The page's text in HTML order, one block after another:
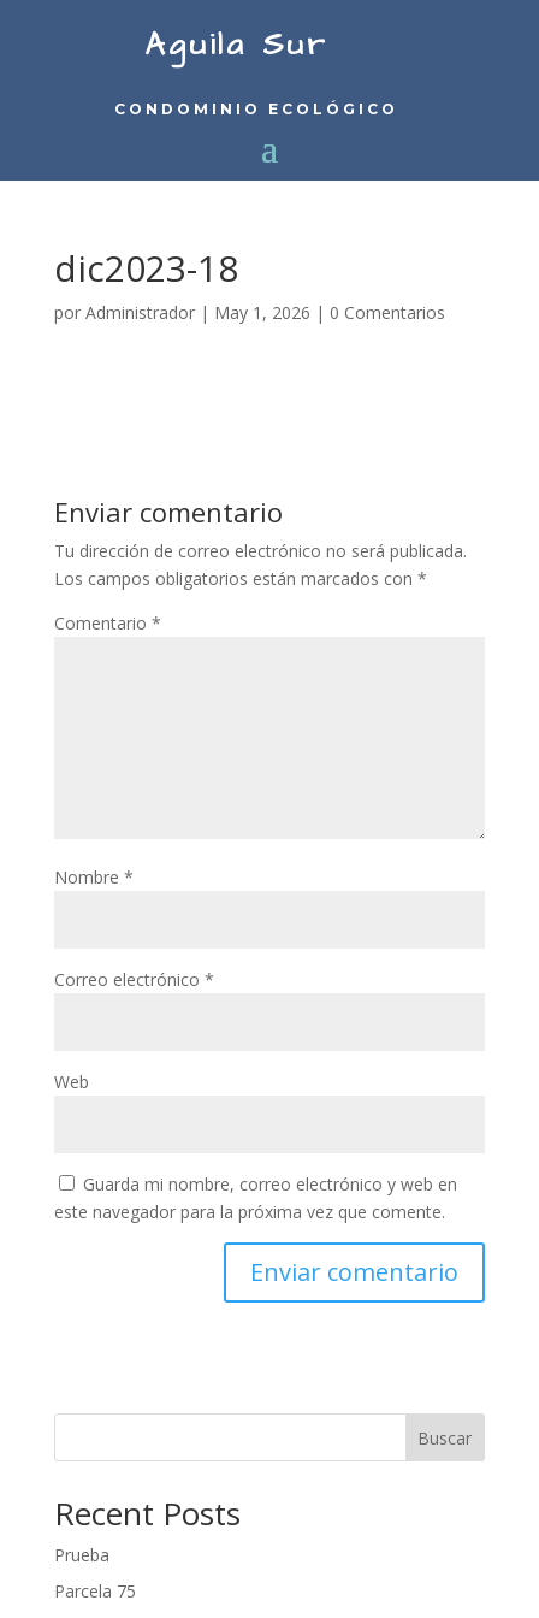
Aguila Sur
CONDOMINIO ECOLÓGICO
dic2023-18
por Administrador| May 1, 2026 | 0 Comentarios
Enviar comentario
Tu dirección de correo electrónico no será publicada.
Los campos obligatorios están marcados con *
Comentario *
Nombre *
Correo electrónico *
Web
Guarda mi nombre, correo electrónico y web en
este navegador para la próxima vez que comente.
Buscar
Recent Posts
Prueba
Parcela 75